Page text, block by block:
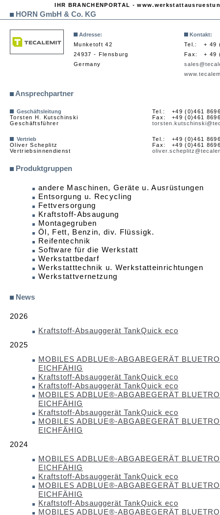
IHR BRANCHENPORTAL -
HORN GmbH & Co. KG
Adresse:
Munketoft 42
24937 - Flensburg
Germany
Kontakt:
Tel.:
+ 49
Fax:
+ 49
Ansprechpartner
Geschäftsleitung
Torsten H. Kutschinski
Geschäftsführer
Tel.:
+49 (0)461
Fax:
+49 (0)461
Vertrieb
Oliver Scheplitz
Vertriebsinnendienst
Tel.:
+49 (0)461
Fax:
+49 (0)461
Produktgruppen
andere Maschinen, Geräte u. Ausrüstungen
Entsorgung u. Recycling
Fettversorgung
Kraftstoff-Absaugung
Montagegruben
Öl, Fett, Benzin, div. Flüssigk.
Reifentechnik
Software für die Werkstatt
Werkstattbedarf
Werkstatttechnik u. Werkstatteinrichtungen
Werkstattvernetzung
News
2026
Kraftstoff-Absauggerät TankQuick eco
2025
MOBILES ADBLUE®-ABGABEGERÄT
EICHFÄHIG
Kraftstoff-Absauggerät TankQuick eco
Kraftstoff-Absauggerät TankQuick eco
MOBILES ADBLUE®-ABGABEGERÄT
EICHFÄHIG
Kraftstoff-Absauggerät TankQuick eco
MOBILES ADBLUE®-ABGABEGERÄT
EICHFÄHIG
2024
MOBILES ADBLUE®-ABGABEGERÄT
EICHFÄHIG
Kraftstoff-Absauggerät TankQuick eco
MOBILES ADBLUE®-ABGABEGERÄT
EICHFÄHIG
Kraftstoff-Absauggerät TankQuick eco
MOBILES ADBLUE®-ABGABEGERÄT